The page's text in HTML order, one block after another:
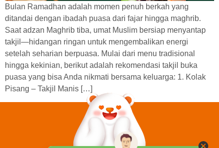
Bulan Ramadhan adalah momen penuh berkah yang
ditandai dengan ibadah puasa dari fajar hingga maghrib.
Saat adzan Maghrib tiba, umat Muslim bersiap menyantap
takjil—hidangan ringan untuk mengembalikan energi
setelah seharian berpuasa. Mulai dari menu tradisional
hingga kekinian, berikut adalah rekomendasi takjil buka
puasa yang bisa Anda nikmati bersama keluarga: 1. Kolak
Pisang – Takjil Manis […]